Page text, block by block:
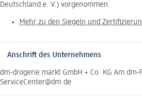
Deutschland e. V.) vorgenommen.
Mehr zu den Siegeln und
Anschrift des Unternehmens
dm-drogerie markt GmbH + Co. KG Am dm-
ServiceCenter@dm.de